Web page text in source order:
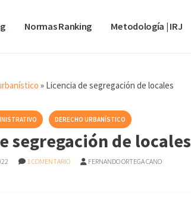
Normas Ranking Metodología | IRJ
» Licencia de segregación de locales
DERECHO URBANÍSTICO
segregación de locales
1 COMENTARIO FERNANDO ORTEGA CANO